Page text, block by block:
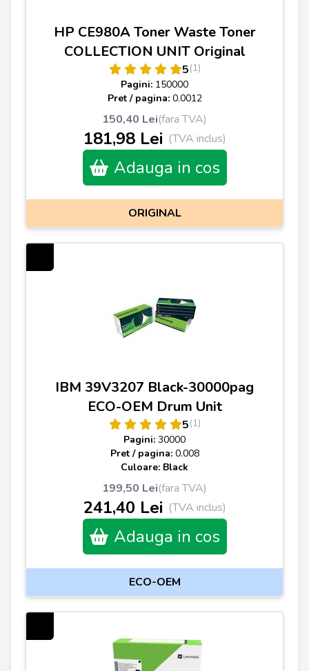
HP CE980A Toner Waste Toner
COLLECTION UNIT Original
5(1)
Pagini: 150000
Pret / pagina: 0.0012
150,40 Lei(fara TVA)
181,98 Lei (TVA inclus)
Adauga in cos
ORIGINAL
IBM 39V3207 Black-30000pag
ECO-OEM Drum Unit
5(1)
Pagini: 30000
Pret / pagina: 0.008
Culoare: Black
199,50 Lei(fara TVA)
241,40 Lei (TVA inclus)
Adauga in cos
ECO-OEM